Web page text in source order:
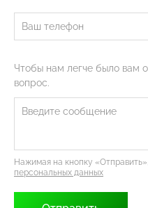
Чтобы нам легче было вам
вопрос.
Нажимая на кнопку
персональных данных